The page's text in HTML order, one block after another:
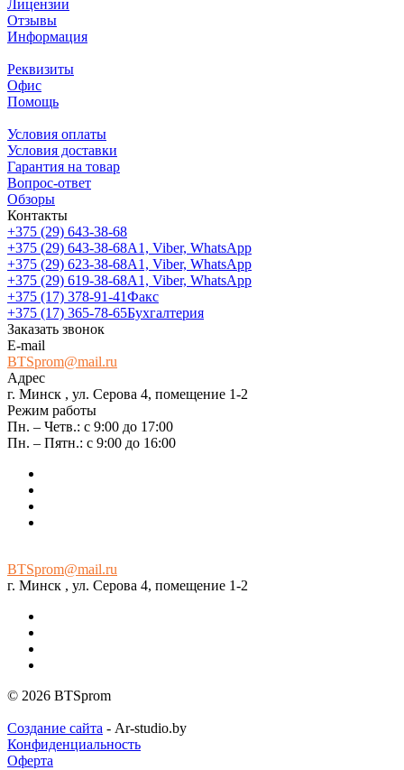
Лицензии
Отзывы
Информация
Реквизиты
Офис
Помощь
Условия оплаты
Условия доставки
Гарантия на товар
Вопрос-ответ
Обзоры
Контакты
+375 (29) 643-38-68
+375 (29) 643-38-68А1, Viber, WhatsApp
+375 (29) 623-38-68А1, Viber, WhatsApp
+375 (29) 619-38-68А1, Viber, WhatsApp
+375 (17) 378-91-41Факс
+375 (17) 365-78-65Бухгалтерия
Заказать звонок
E-mail
BTSprom@mail.ru
Адрес
г. Минск , ул. Серова 4, помещение 1-2
Режим работы
Пн. – Четв.: с 9:00 до 17:00
Пн. – Пятн.: с 9:00 до 16:00
BTSprom@mail.ru
г. Минск , ул. Серова 4, помещение 1-2
© 2026 BTSprom
Создание сайта - Ar-studio.by
Конфиденциальность
Оферта